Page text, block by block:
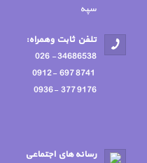
سپه
تلفن ثابت وهمراه:
34686538 - 026
9176 377 -0936
رسانه هاي اجتماعي